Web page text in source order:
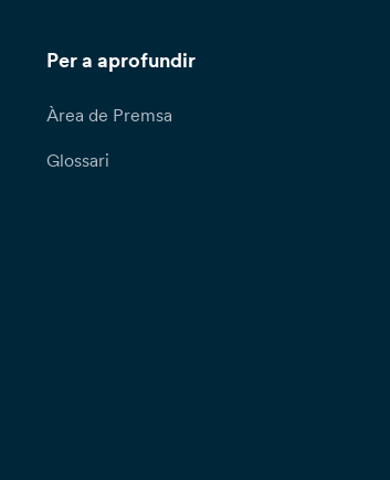
Per a aprofundir
Àrea de Premsa
Glossari